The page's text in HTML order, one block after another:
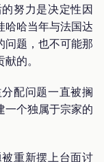
努力是决定性因
哈哈当年与法国达
问题，也不可能那
的。
配问题一直被搁
一个独属于宗家的
重新摆上台面讨